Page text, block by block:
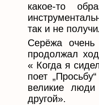
какое-то
так и не
Серёжа
продолжал
« Когда я
поет
великие
другой».